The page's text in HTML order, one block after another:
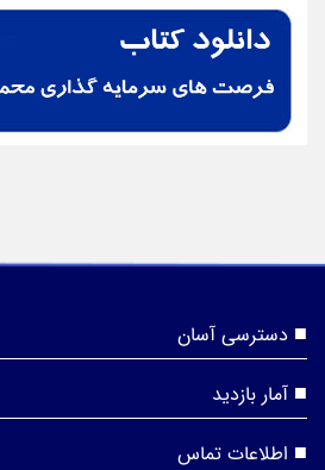
دسترسی آسان
آمار بازدید
اطلاعات تماس